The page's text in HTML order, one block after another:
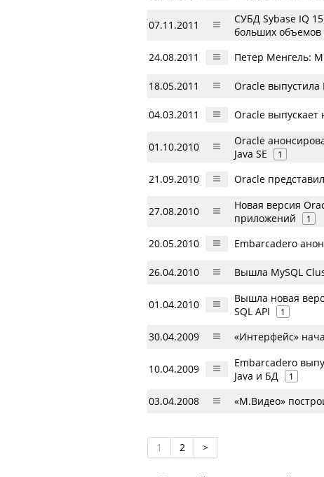
07.11.2011
СУБД Sybase IQ
больших
24.08.2011 Петер Менгель:
18.05.2011 Oracle выпустила
04.03.2011 Oracle
01.10.2010
Oracle
Java SE
1
21.09.2010 Oracle
27.08.2010
Новая версия
приложений
1
20.05.2010 Embarcadero
26.04.2010 Вышла MySQL
01.04.2010
Вышла новая
SQL API
1
30.04.2009 «Интерфейс»
10.04.2009
Embarcadero
Java и БД
1
03.04.2008 «М.Видео»
1 2 >